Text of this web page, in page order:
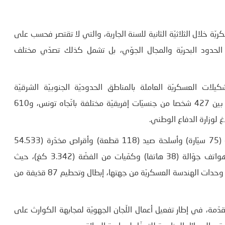
الثلاثيّة الثانية للسنة الجارية، والتي لا تقتصر فحسب على
الحدود البحريّة والمجال الجوّي، بل تشمل كذلك تصدّي مختلف
العسكريّة العاملة بالمناطق الحدوديّة الجنوبيّة الشرقيّة
وبالمرتفعات الغربيّة إيقاف 1048 مهاجرا غير نظامي يتوزعون بين 427 شخصا من جنسيّات إفريقيّة مختلفة باتّجاه تونس، و610
كما أحبطت التشكيلات العسكريّة عدّة عمليّات تهريب لسيّارات (75 سيّارة) وأسلحة صيد (118 قطعة) وأقراص مخدّرة (54.533
قرص) وسجائر (1.406.978 علبة) ومحروقات (2.560 لترا) وهواتف جوّالة (38 هاتفا) وكمّيات من الفضّة (3.342 كغ)، حيث
تجازوت قيمة هذه السّلع المهرّبة أكثر من 7 مليون دينار. وتولّت وحدات الهندسة العسكريّة من جهتها، إبطال وتحطيم 87 قذيفة من
في إطار تفعيل أعمال اللّجان الجهويّة لمجابهة الكوارث على